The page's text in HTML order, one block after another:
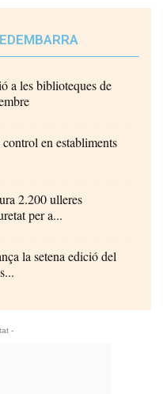
a les biblioteques de
en establiments
2.200 ulleres
per a...
la setena edició del
-